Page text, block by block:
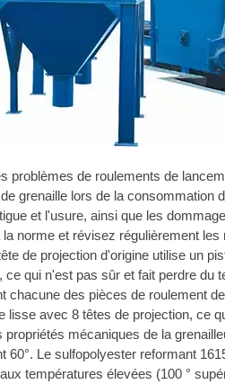
problèmes de roulements de
grenaille lors de la consommation
et l'usure, ainsi que les
norme et révisez régulièrement
de projection d'origine utilise un
ce qui n'est pas sûr et fait perdre
chacune des pièces de roulement
lisse avec 8 têtes de projection, ce
propriétés mécaniques de la
60°. Le sulfopolyester reformant
températures élevées (100 °